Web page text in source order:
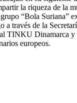
la riqueza de la
“Bola Suriana”
través de la
Dinamarca y
europeos.